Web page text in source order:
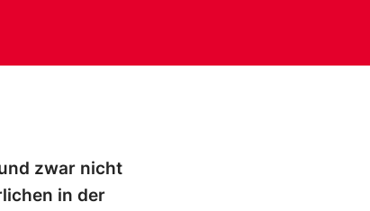
zwar nicht
in der